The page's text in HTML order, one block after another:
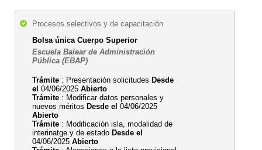
Procesos selectivos y de capacitación
Bolsa única Cuerpo Superior
Escuela Balear de Administración
Pública (EBAP)
Trámite : Presentación solicitudes Desde
el 04/06/2025 Abierto
Trámite : Modificar datos personales y
nuevos méritos Desde el 04/06/2025
Abierto
Trámite : Modificación isla, modalidad de
interinatge y de estado Desde el
04/06/2025 Abierto